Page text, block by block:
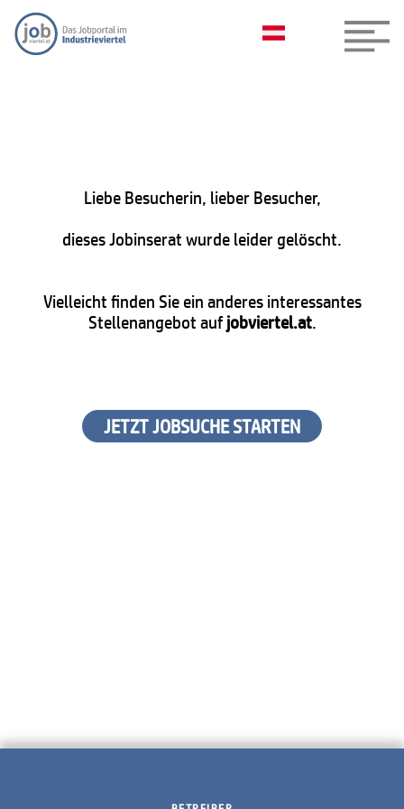
Liebe Besucherin, lieber Besucher,
dieses Jobinserat wurde leider gelöscht.
Vielleicht finden Sie ein anderes interessantes
Stellenangebot aufjobviertel.at.
JETZT JOBSUCHE STARTEN